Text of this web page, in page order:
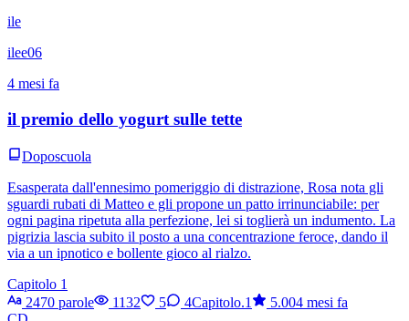
ile
ilee06
4 mesi fa
il premio dello yogurt sulle tette
Doposcuola
Esasperata dall'ennesimo pomeriggio di distrazione, Rosa nota gli
sguardi rubati di Matteo e gli propone un patto irrinunciabile: per
ogni pagina ripetuta alla perfezione, lei si toglierà un indumento. La
pigrizia lascia subito il posto a una concentrazione feroce, dando il
via a un ipnotico e bollente gioco al rialzo.
Capitolo 1
2470 parole
1132 5 4Capitolo.1 5.004 mesi fa